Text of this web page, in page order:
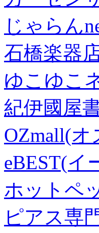
じゃらん
石橋楽器
ゆこゆこ
紀伊國屋
OZmall(
eBEST(イ
ホットペ
ピアス専